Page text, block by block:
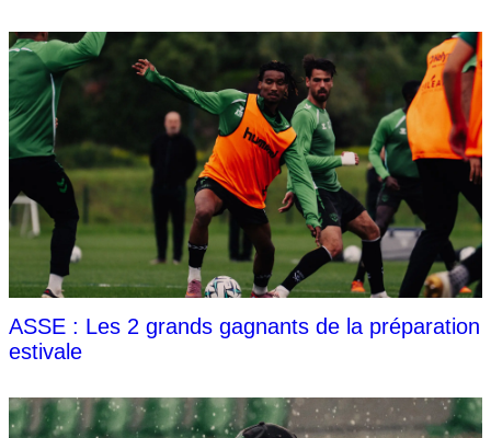
ASSE : Les 2 grands gagnants de la préparation
estivale